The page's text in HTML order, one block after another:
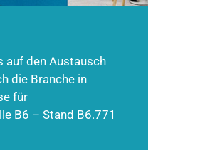
auf den Austausch
die Branche in
für
B6 – Stand B6.771